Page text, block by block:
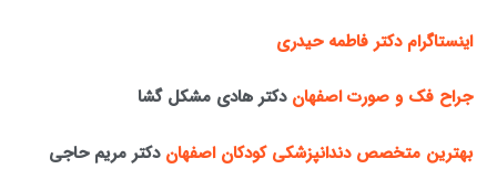
اینستاگرام دکتر فاطمه حیدری
جراح فک و صورت اصفهان دکتر هادی مشکل گشا
بهترین متخصص دندانپزشکی کودکان اصفهان دکتر مریم حاجی